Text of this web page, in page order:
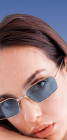
yayınlanmayacak.